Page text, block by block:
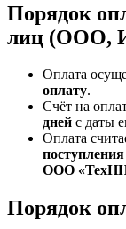
Порядок
лиц (ООО,
Оплата
оплату.
Счёт на
дней с даты
Оплата
ООО
Порядок